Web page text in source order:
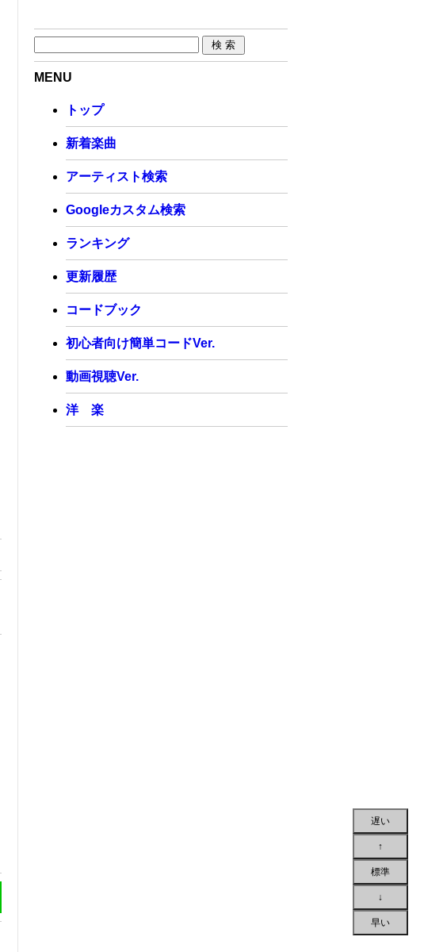
MENU
トップ
新着楽曲
アーティスト検索
Googleカスタム検索
ランキング
更新履歴
コードブック
初心者向け簡単コードVer.
動画視聴Ver.
洋 楽